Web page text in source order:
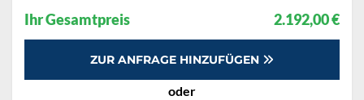
Ihr Gesamtpreis 2.192,00 €
ZUR ANFRAGE HINZUFÜGEN
oder